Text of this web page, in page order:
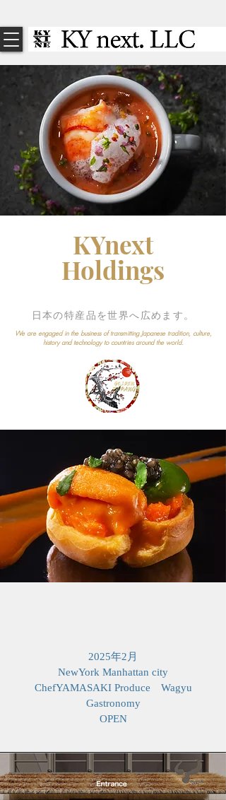
KYnext
Holdings
​日本の特産品を世界へ広めます。
We are engaged in the business of transmitting Japanese tradition, culture,
history and technology to countries around the world.
2025年2月
NewYork Manhattan city
​ChefYAMASAKI Produce Wagyu
Gastronomy
OPEN